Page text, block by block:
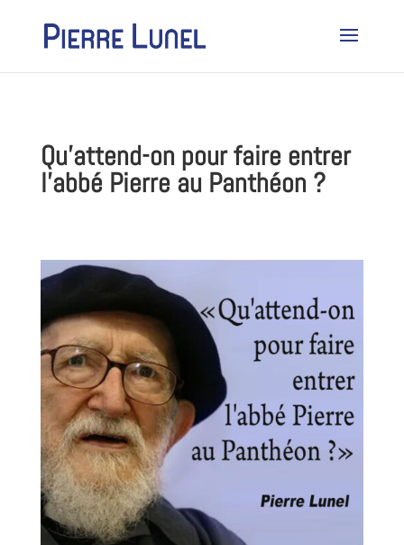
Qu’attend-on pour faire entrer
l’abbé Pierre au Panthéon ?